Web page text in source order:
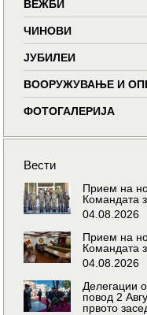
ВЕЖБИ
ЧИНОВИ
ЈУБИЛЕИ
ВООРУЖУВАЊЕ И
ФОТОГАЛЕРИЈА
Вести
Прием на
Командата
04.08.2026
Прием на
Командата
04.08.2026
Делегации
повод 2
првото